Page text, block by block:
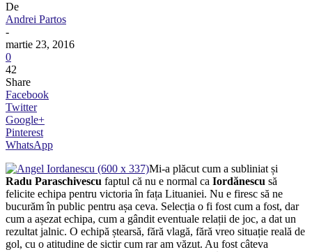
De
Andrei Partos
-
martie 23, 2016
0
42
Share
Facebook
Twitter
Google+
Pinterest
WhatsApp
Mi-a plăcut cum a subliniat și
Radu Paraschivescu faptul că nu e normal ca Iordănescu să
felicite echipa pentru victoria în fața Lituaniei. Nu e firesc să ne
bucurăm în public pentru așa ceva. Selecția o fi fost cum a fost, dar
cum a așezat echipa, cum a gândit eventuale relații de joc, a dat un
rezultat jalnic. O echipă ștearsă, fără vlagă, fără vreo situație reală de
gol, cu o atitudine de sictir cum rar am văzut. Au fost câteva